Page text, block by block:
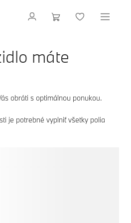
máte
obráti s optimálnou ponukou.
je potrebné vyplniť všetky polia